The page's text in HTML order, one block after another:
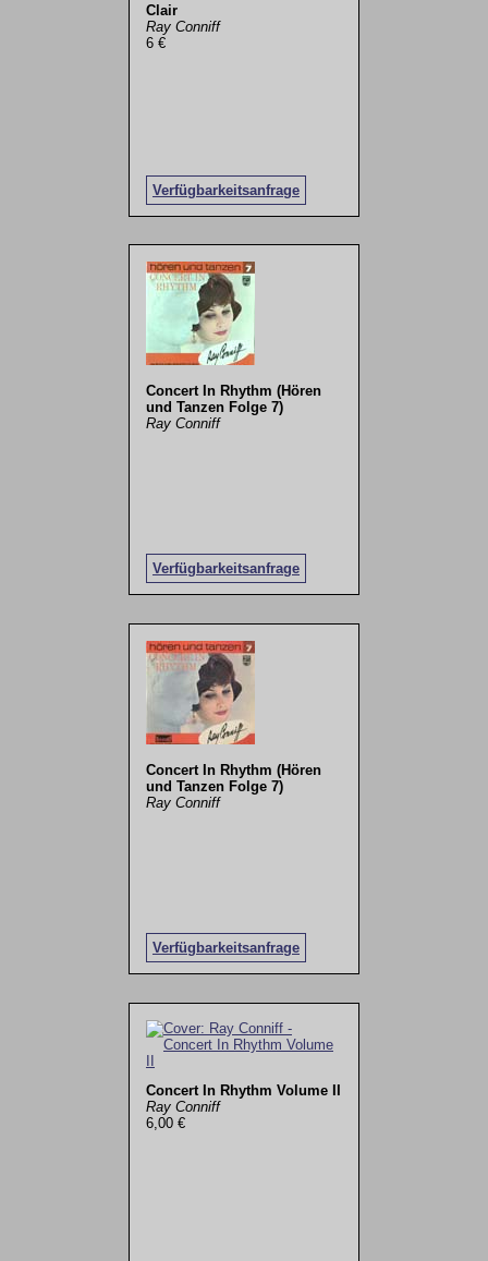
Clair
Ray Conniff
6 €
Verfügbarkeitsanfrage
Concert In Rhythm (Hören
und Tanzen Folge 7)
Ray Conniff
Verfügbarkeitsanfrage
Concert In Rhythm (Hören
und Tanzen Folge 7)
Ray Conniff
Verfügbarkeitsanfrage
Concert In Rhythm Volume II
Ray Conniff
6,00 €